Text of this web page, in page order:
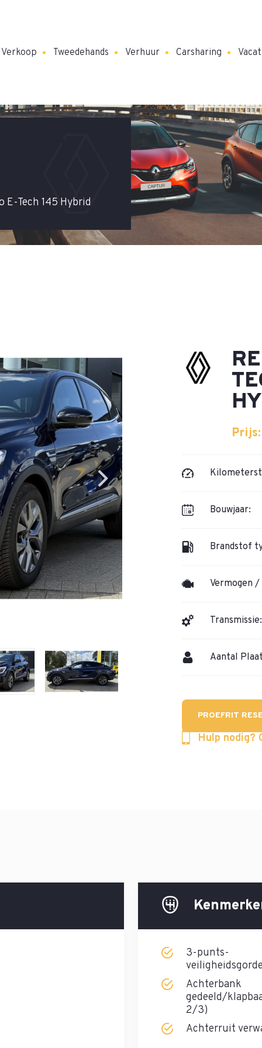
Verkoop Tweedehands Verhuur Carsharing
E-Tech 145 Hybrid
Bouwjaar:
Brandstof
Vermogen
Transmissie:
Aantal
PROEFRIT
Hulp nodig?
3-punts-
Achterbank
gedeeld/
2/3)
Achterruit